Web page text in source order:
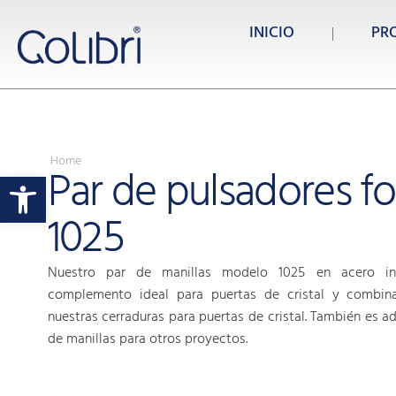
Abrir barra de herramientas
INICIO
Home
Par de pulsadores
1025
Nuestro par de manillas modelo 1025 en acero
complemento ideal para puertas de cristal y
nuestras cerraduras para puertas de cristal. También es
de manillas para otros proyectos.